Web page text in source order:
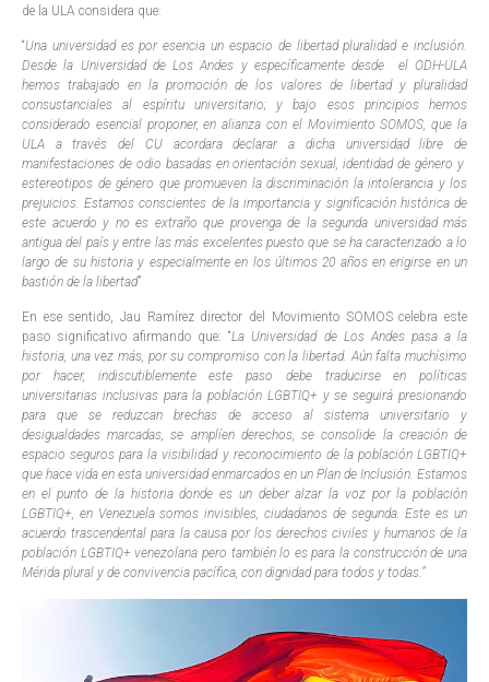
de la ULA considera que:
“Una universidad es por esencia un espacio de libertad pluralidad e inclusión.
Desde la Universidad de Los Andes y específicamente desde el ODH-ULA
hemos trabajado en la promoción de los valores de libertad y pluralidad
consustanciales al espíritu universitario; y bajo esos principios hemos
considerado esencial proponer, en alianza con el Movimiento SOMOS, que la
ULA a través del CU acordara declarar a dicha universidad libre de
manifestaciones de odio basadas en orientación sexual, identidad de género y
estereotipos de género que promueven la discriminación la intolerancia y los
prejuicios. Estamos conscientes de la importancia y significación histórica de
este acuerdo y no es extraño que provenga de la segunda universidad más
antigua del país y entre las más excelentes puesto que se ha caracterizado a lo
largo de su historia y especialmente en los últimos 20 años en erigirse en un
bastión de la libertad”
En ese sentido, Jau Ramírez director del Movimiento SOMOS celebra este
paso significativo afirmando que: “La Universidad de Los Andes pasa a la
historia, una vez más, por su compromiso con la libertad. Aún falta muchísimo
por hacer, indiscutiblemente este paso debe traducirse en políticas
universitarias inclusivas para la población LGBTIQ+ y se seguirá presionando
para que se reduzcan brechas de acceso al sistema universitario y
desigualdades marcadas, se amplíen derechos, se consolide la creación de
espacio seguros para la visibilidad y reconocimiento de la población LGBTIQ+
que hace vida en esta universidad enmarcados en un Plan de Inclusión. Estamos
en el punto de la historia donde es un deber alzar la voz por la población
LGBTIQ+, en Venezuela somos invisibles, ciudadanos de segunda. Este es un
acuerdo trascendental para la causa por los derechos civiles y humanos de la
población LGBTIQ+ venezolana pero también lo es para la construcción de una
Mérida plural y de convivencia pacífica, con dignidad para todos y todas.”